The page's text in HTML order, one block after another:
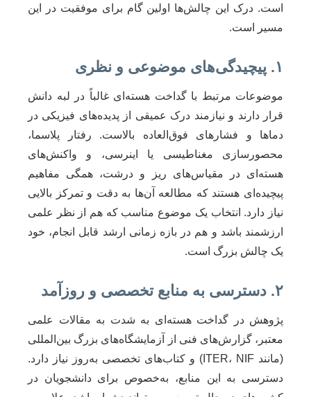
است. درک این چالش‌ها اولین گام برای موفقیت در این
مسیر است.
۱. پیچیدگی‌های موضوعی و نظری
موضوعات مرتبط با گداخت هسته‌ای غالباً در لبه دانش
قرار دارند و نیازمند درک عمیقی از پدیده‌های فیزیکی در
دماها و فشارهای فوق‌العاده بالاست. رفتار پلاسما،
محصورسازی مغناطیسی یا اینرسی، و واکنش‌های
هسته‌ای در مقیاس‌های ریز و درشت، همگی مفاهیم
پیچیده‌ای هستند که مطالعه آن‌ها به دقت و تمرکز بالایی
نیاز دارد. انتخاب یک موضوع مناسب که هم از نظر علمی
ارزشمند باشد و هم در بازه زمانی ارشد قابل انجام، خود
یک چالش بزرگ است.
۲. دسترسی به منابع تخصصی و روزآمد
پژوهش در گداخت هسته‌ای به شدت به مقالات علمی
معتبر، گزارش‌های فنی از آزمایشگاه‌های بزرگ بین‌المللی
(مانند ITER، NIF) و کتاب‌های تخصصی به‌روز نیاز دارد.
دسترسی به این منابع، به‌خصوص برای دانشجویان در